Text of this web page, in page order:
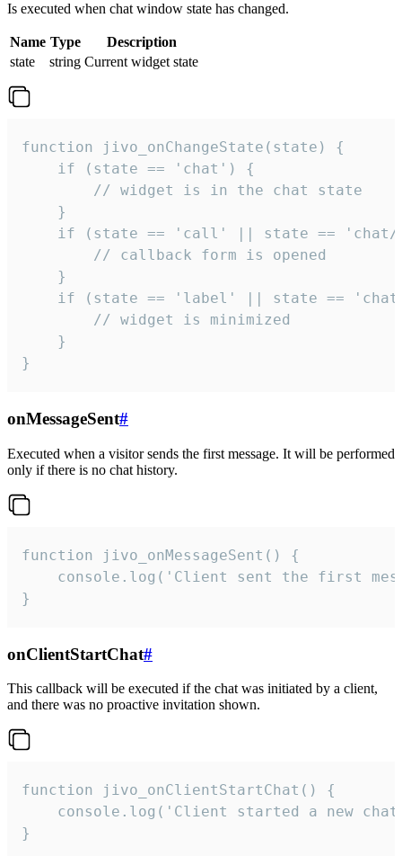
Is executed when chat window state has changed.
Name Type
Description
state
string Current widget state
function jivo_onChangeState(state) {
    if (state == 'chat') {
        // widget is in the chat state
    }
if (state == 'call' || state ==
        // callback form is opened
    }
if (state == 'label' || state ==
        // widget is minimized
    }
}
onMessageSent#
Executed when a visitor sends the first message. It will be performed
only if there is no chat history.
function jivo_onMessageSent() {
console.log('Client sent the first
}
onClientStartChat#
This callback will be executed if the chat was initiated by a client,
and there was no proactive invitation shown.
function jivo_onClientStartChat() {
console.log('Client started a new
}